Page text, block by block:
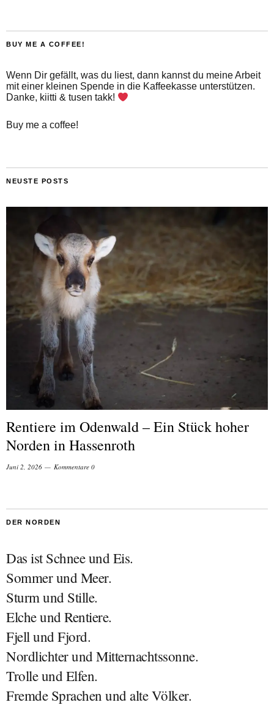
BUY ME A COFFEE!
Wenn Dir gefällt, was du liest, dann kannst du meine Arbeit
mit einer kleinen Spende in die Kaffeekasse unterstützen.
Danke, kiitti & tusen takk!
Buy me a coffee!
NEUSTE POSTS
Rentiere im Odenwald – Ein Stück hoher
Norden in Hassenroth
Juni 2, 2026 Kommentare 0
DER NORDEN
Das ist Schnee und Eis.
Sommer und Meer.
Sturm und Stille.
Elche und Rentiere.
Fjell und Fjord.
Nordlichter und Mitternachtssonne.
Trolle und Elfen.
Fremde Sprachen und alte Völker.